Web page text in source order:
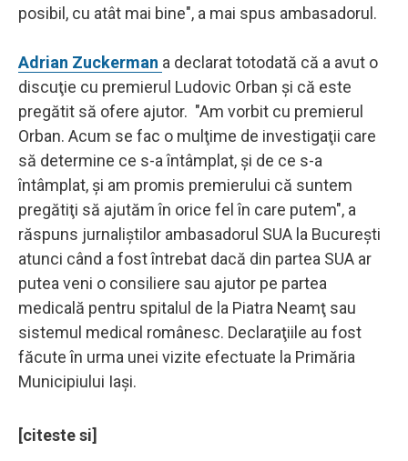
posibil, cu atât mai bine", a mai spus ambasadorul.
Adrian Zuckerman a declarat totodată că a avut o
discuţie cu premierul Ludovic Orban şi că este
pregătit să ofere ajutor. "Am vorbit cu premierul
Orban. Acum se fac o mulţime de investigaţii care
să determine ce s-a întâmplat, şi de ce s-a
întâmplat, şi am promis premierului că suntem
pregătiţi să ajutăm în orice fel în care putem", a
răspuns jurnaliştilor ambasadorul SUA la Bucureşti
atunci când a fost întrebat dacă din partea SUA ar
putea veni o consiliere sau ajutor pe partea
medicală pentru spitalul de la Piatra Neamţ sau
sistemul medical românesc. Declaraţiile au fost
făcute în urma unei vizite efectuate la Primăria
Municipiului Iaşi.
[citeste si]